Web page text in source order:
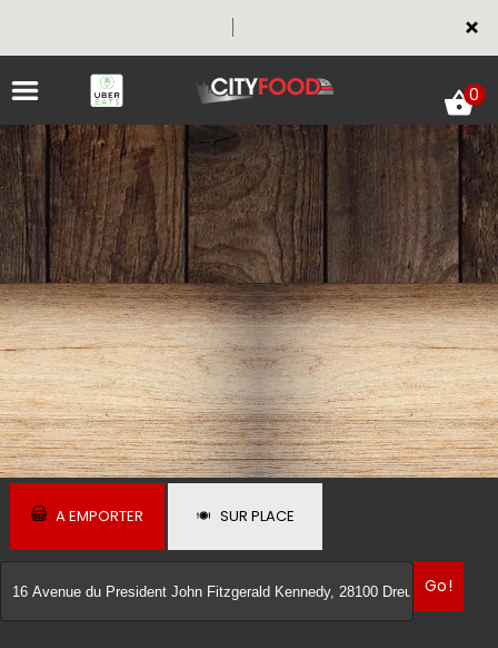
×
ACCUEIL
LA CARTE
VOTRE COMPTE
NOTRE RESTAURANT
VOS AVIS
0
A EMPORTER SUR PLACE
Go!